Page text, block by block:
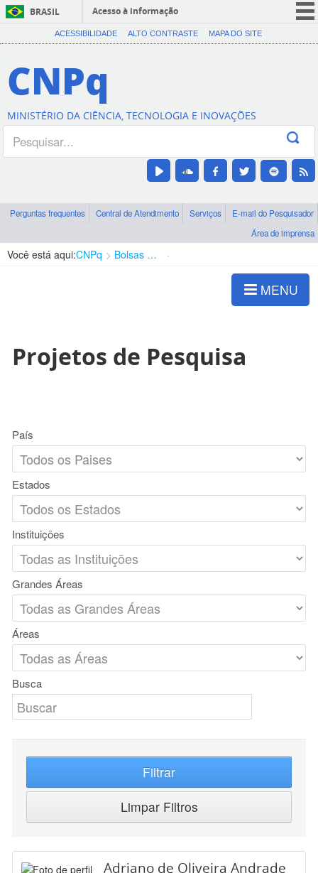
BRASIL
Acesso à informação
CORONAVÍRUS (COVID-19)
Canais
ACESSIBILIDADE ALTO CONTRASTE MAPA DO SITE
CNPq
MINISTÉRIO DA CIÊNCIA, TECNOLOGIA E INOVAÇÕES
Perguntas frequentes Central de Atendimento Serviços
E-mail do Pesquisador
Área de imprensa
Você está aqui:CNPq Bolsas e Auxílios Vigentes
MENU
Projetos de Pesquisa
País
Estados
Instituições
Grandes Áreas
Áreas
Busca
Filtrar
Limpar Filtros
Adriano de Oliveira Andrade